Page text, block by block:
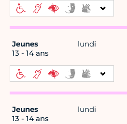
Jeunes
13 - 14 ans
lundi
Jeunes
13 - 14 ans
lundi